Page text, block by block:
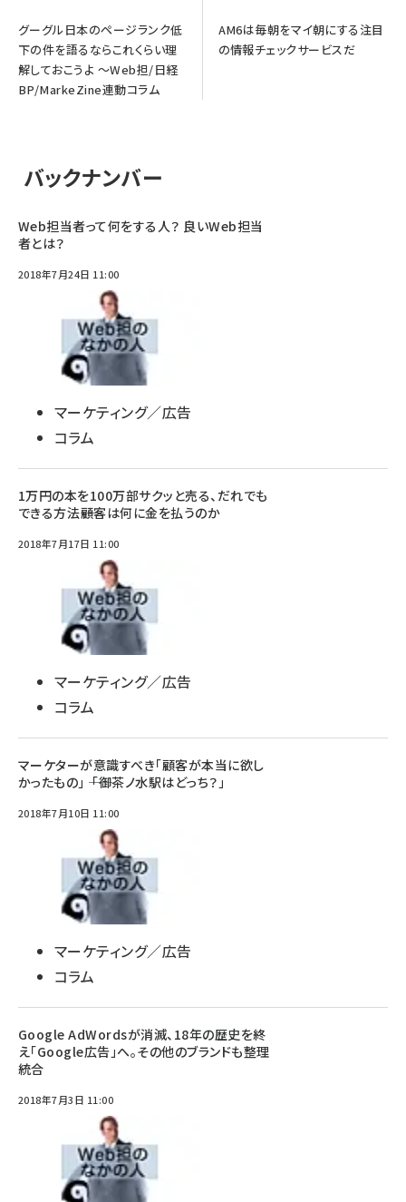
グーグル日本のページランク低
下の件を語るならこれくらい理
解しておこうよ ～Web担/日経
BP/MarkeZine連動コラム
AM6は毎朝をマイ朝にする注目
の情報チェックサービスだ
バックナンバー
Web担当者って何をする人？ 良いWeb担当
者とは？
2018年7月24日 11:00
マーケティング／広告
コラム
1万円の本を100万部サクッと売る、だれでも
できる方法――顧客は何に金を払うのか
2018年7月17日 11:00
マーケティング／広告
コラム
マーケターが意識すべき「顧客が本当に欲し
かったもの」 ―― 「御茶ノ水駅はどっち？」
2018年7月10日 11:00
マーケティング／広告
コラム
Google AdWordsが消滅、18年の歴史を終
え「Google広告」へ。その他のブランドも整理
統合
2018年7月3日 11:00